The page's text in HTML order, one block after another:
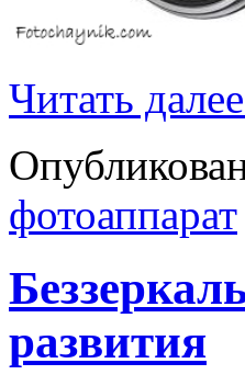
Читать
фотоаппарат
развития